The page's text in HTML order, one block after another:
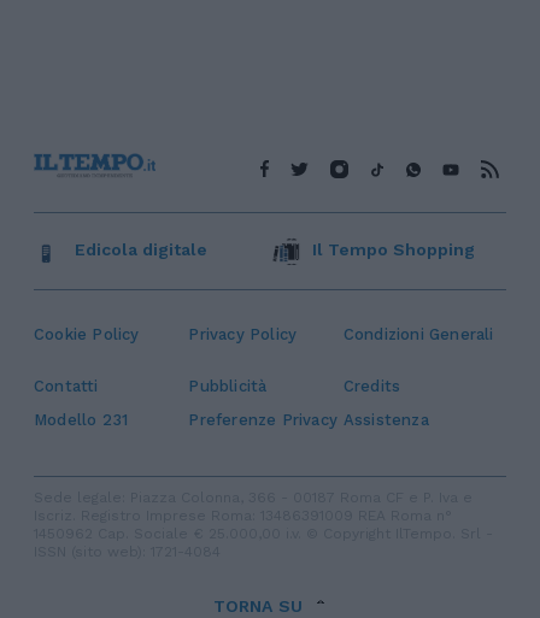
Cookie Policy Privacy Policy Condizioni Generali
Contatti Pubblicità
Credits
Modello 231
Preferenze Privacy Assistenza
Edicola digitale Il Tempo Shopping
TORNA SU